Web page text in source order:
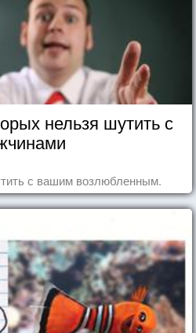
нельзя шутить с
с вашим возлюбленным.